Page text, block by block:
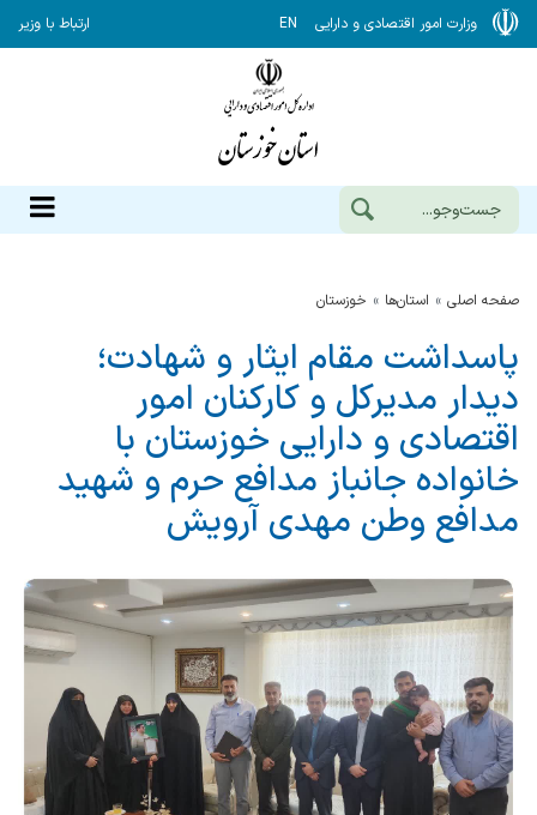
وزارت امور اقتصادی و دارایی EN ارتباط با وزیر
صفحه اصلی استان‌ها خوزستان
پاسداشت مقام ایثار و شهادت؛
دیدار مدیرکل و کارکنان امور
اقتصادی و دارایی خوزستان با
خانواده جانباز مدافع حرم و شهید
مدافع وطن مهدی آرویش